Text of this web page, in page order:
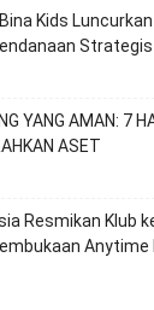
Kids
YANG AMAN: 7
ASET
Resmikan Klub